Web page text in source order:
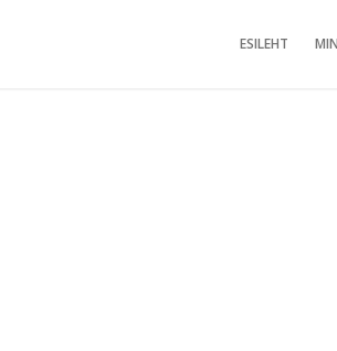
ESILEHT